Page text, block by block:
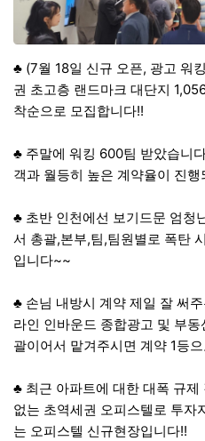
♣ (7월 18일 신규 오픈, 광고 워
권 초고층 랜드마크 대단지
착순으로 모집합니다!!
♣ 주말에 워킹 600팀 받았습니
객과 월등히 높은 계약율이 진
♣ 초반 인천에선 보기드문 엄청
서 총괄,본부,팀,팀원별로 폭탄
입니다~~
♣ 손님 내방시 계약 제일 잘 써
라인 인바운드 종합광고 및 부
괄이어서 맡겨주시면 계약 1등
♣ 최근 아파트에 대한 대폭 규
없는 초역세권 오피스텔로 투자
는 오피스텔 신규현장입니다!!